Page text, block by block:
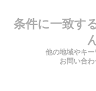
条件に一致す
他の地域やキー
お問い合